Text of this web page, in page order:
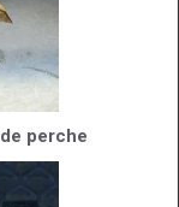
perche